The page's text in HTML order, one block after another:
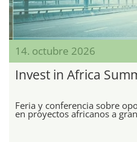
14. octubre 2026
Invest in Africa
Feria y conferencia sobre
en proyectos africanos a